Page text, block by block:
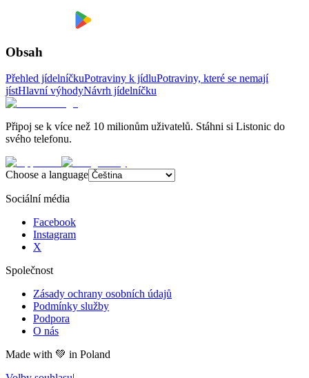
Obsah
Přehled jídelníčkuPotraviny k jídluPotraviny, které se nemají
jístHlavní výhodyNávrh jídelníčku
Připoj se k více než 10 milionům uživatelů. Stáhni si Listonic do
svého telefonu.
Choose a language
Sociální média
Facebook
Instagram
X
Společnost
Zásady ochrany osobních údajů
Podmínky služby
Podpora
O nás
Made with 💚 in Poland